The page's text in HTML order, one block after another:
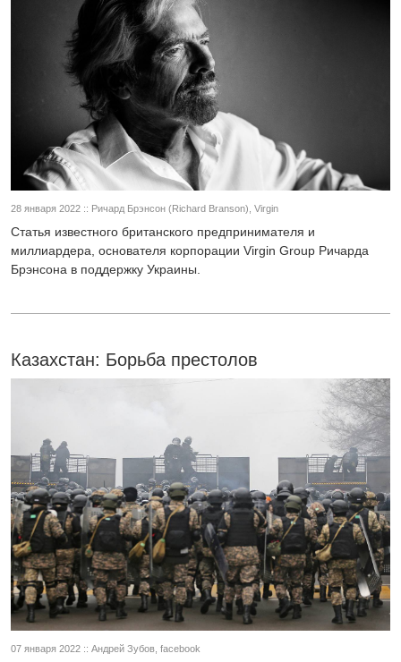
28 января 2022 :: Ричард Брэнсон (Richard Branson), Virgin
Статья известного британского предпринимателя и
миллиардера, основателя корпорации Virgin Group Ричарда
Брэнсона в поддержку Украины.
Казахстан: Борьба престолов
07 января 2022 :: Андрей Зубов, facebook